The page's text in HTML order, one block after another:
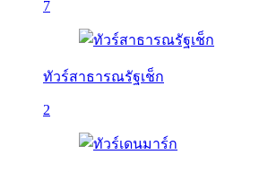
7
ทัวร์สาธารณรัฐเช็ก
2